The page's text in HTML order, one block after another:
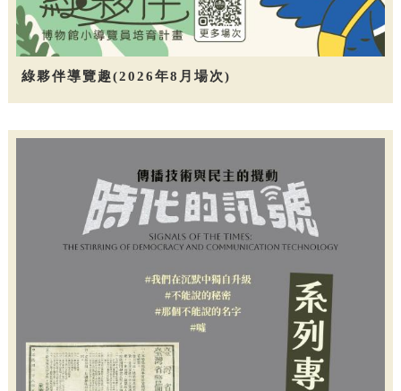
綠夥伴導覽趣(2026年8月場次)